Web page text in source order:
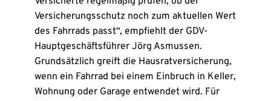
Versicherungsschutz noch zum aktuellen Wert
des Fahrrads passt“, empfiehlt der GDV-
Hauptgeschäftsführer Jörg Asmussen.
Grundsätzlich greift die Hausratversicherung,
wenn ein Fahrrad bei einem Einbruch in Keller,
Wohnung oder Garage entwendet wird. Für